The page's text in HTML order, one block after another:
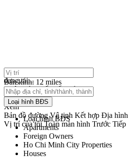
nhấp để bật phóng to
đang tải...
Không tìm thấy kết quả
mở bản đồ
Xem
Bản đồ đường Vệ tinh Kết hợp Địa hình
Vị trí của tôi Toàn màn hình Trước Tiếp
Bán kính: 12 miles
Loại hình BĐS
Loại hình BĐS
Apartments
Foreign Owners
Ho Chi Minh City Properties
Houses